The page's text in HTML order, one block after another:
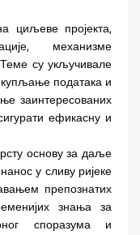
циљеве пројекта,
механизме
Теме су укључивале
података и
заинтересованих
ефикасну и
основу за даље
у сливу ријеке
препознатих
знања за
споразума и